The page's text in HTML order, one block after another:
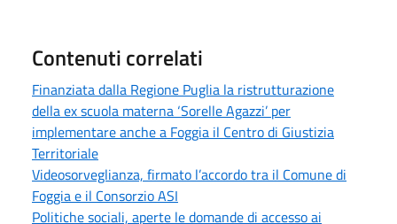
Contenuti correlati
Finanziata dalla Regione Puglia la ristrutturazione
della ex scuola materna ‘Sorelle Agazzi’ per
implementare anche a Foggia il Centro di Giustizia
Territoriale
Videosorveglianza, firmato l’accordo tra il Comune di
Foggia e il Consorzio ASI
Politiche sociali, aperte le domande di accesso ai